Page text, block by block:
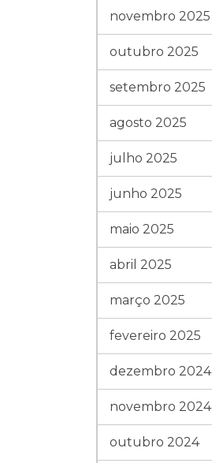
novembro 2025
outubro 2025
setembro 2025
agosto 2025
julho 2025
junho 2025
maio 2025
abril 2025
março 2025
fevereiro 2025
dezembro 2024
novembro 2024
outubro 2024